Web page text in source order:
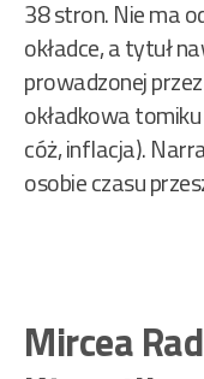
38 stron. Nie ma
okładce, a tytuł
prowadzonej
okładkowa tomiku
cóż, inflacja).
osobie czasu
Mircea